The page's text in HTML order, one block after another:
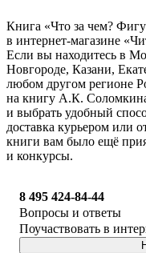
Книга «Что за чем?
в интернет-магазине
Если вы находитесь в
Новгороде, Казани,
любом другом регионе
на книгу А.К.
и выбрать удобный
доставка курьером или
книги вам было ещё
и конкурсы.
8 495 424-84-44
Вопросы и ответы
Поучаствовать в